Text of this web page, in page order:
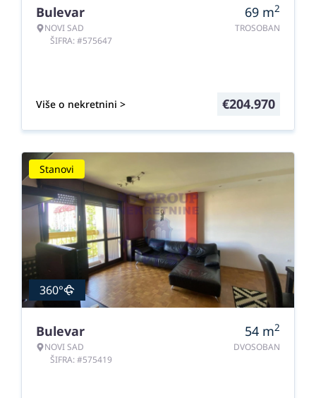
Bulevar
NOVI SAD
ŠIFRA: #575647
69 m2
TROSOBAN
Više o nekretnini > €204.970
Stanovi
360°
Bulevar
NOVI SAD
ŠIFRA: #575419
54 m2
DVOSOBAN